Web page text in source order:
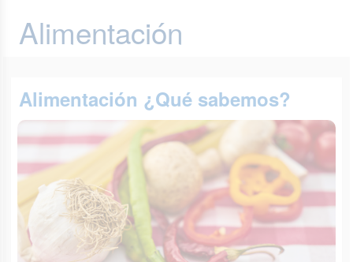
Alimentación
Alimentación ¿Qué sabemos?